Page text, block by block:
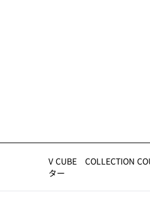
V CUBE COLLECTION
ター